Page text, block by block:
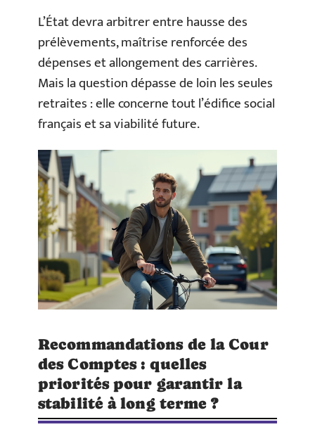
L’État devra arbitrer entre hausse des
prélèvements, maîtrise renforcée des
dépenses et allongement des carrières.
Mais la question dépasse de loin les seules
retraites : elle concerne tout l’édifice social
français et sa viabilité future.
Recommandations de la Cour
des Comptes : quelles
priorités pour garantir la
stabilité à long terme ?